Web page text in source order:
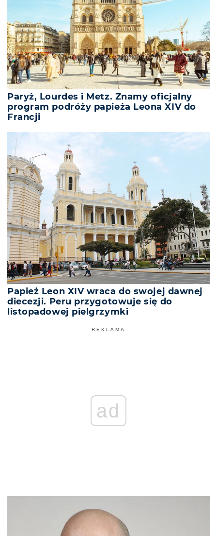
Paryż, Lourdes i Metz. Znamy oficjalny
program podróży papieża Leona XIV do
Francji
Papież Leon XIV wraca do swojej dawnej
diecezji. Peru przygotowuje się do
listopadowej pielgrzymki
REKLAMA
ad